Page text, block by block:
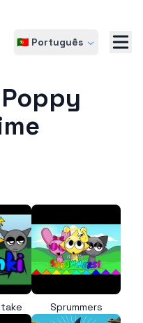
🇵🇹 Português
Sprummers